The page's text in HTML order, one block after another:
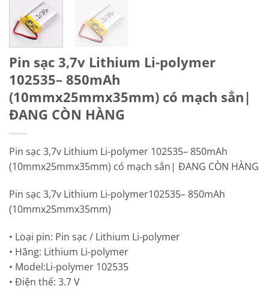
Pin sạc 3,7v Lithium Li-polymer
102535– 850mAh
(10mmx25mmx35mm) có mạch sẳn|
ĐANG CÒN HÀNG
Pin sạc 3,7v Lithium Li-polymer 102535– 850mAh
(10mmx25mmx35mm) có mạch sẳn| ĐANG CÒN HÀNG
Pin sạc 3,7v Lithium Li-polymer102535– 850mAh
(10mmx25mmx35mm)
• Loại pin: Pin sạc / Lithium Li-polymer
• Hãng: Lithium Li-polymer
• Model:Li-polymer 102535
• Điện thế: 3.7 V